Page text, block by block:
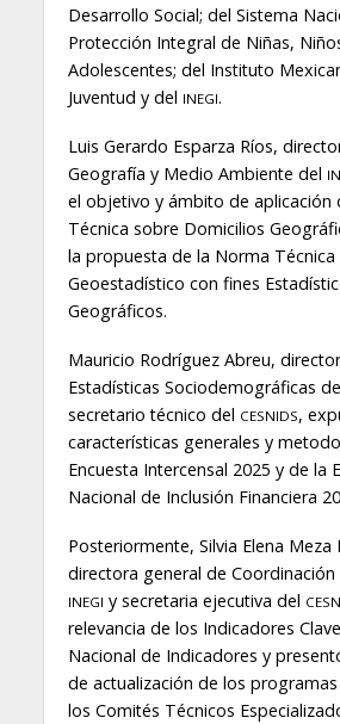
Desarrollo Social; del Sistema
Protección Integral de Niñas,
Adolescentes; del Instituto
Juventud y del INEGI.
Luis Gerardo Esparza Ríos,
Geografía y Medio Ambiente del
el objetivo y ámbito de aplicación
Técnica sobre Domicilios
la propuesta de la Norma
Geoestadístico con fines
Geográficos.
Mauricio Rodríguez Abreu,
Estadísticas Sociodemográficas
secretario técnico del CESNIDS,
características generales y
Encuesta Intercensal 2025 y de la
Nacional de Inclusión Financiera
Posteriormente, Silvia Elena Meza
directora general de Coordinación
INEGI y secretaria ejecutiva del
relevancia de los Indicadores
Nacional de Indicadores y
de actualización de los
los Comités Técnicos